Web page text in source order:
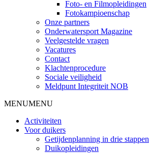
Foto- en Filmopleidingen
Fotokampioenschap
Onze partners
Onderwatersport Magazine
Veelgestelde vragen
Vacatures
Contact
Klachtenprocedure
Sociale veiligheid
Meldpunt Integriteit NOB
MENUMENU
Activiteiten
Voor duikers
Getijdenplanning in drie stappen
Duikopleidingen